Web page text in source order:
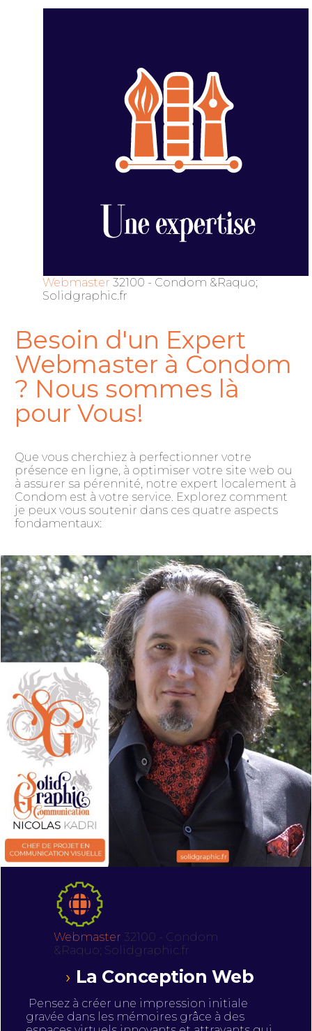
Webmaster 32100 - Condom &Raquo;
Solidgraphic.fr
Besoin d'un Expert
Webmaster à Condom
? Nous sommes là
pour Vous!
Que vous cherchiez à perfectionner votre
présence en ligne, à optimiser votre site web ou
à assurer sa pérennité, notre expert localement à
Condom est à votre service. Explorez comment
je peux vous soutenir dans ces quatre aspects
fondamentaux:
Webmaster 32100 - Condom
&Raquo; Solidgraphic.fr
La Conception Web
Pensez à créer une impression initiale
gravée dans les mémoires grâce à des